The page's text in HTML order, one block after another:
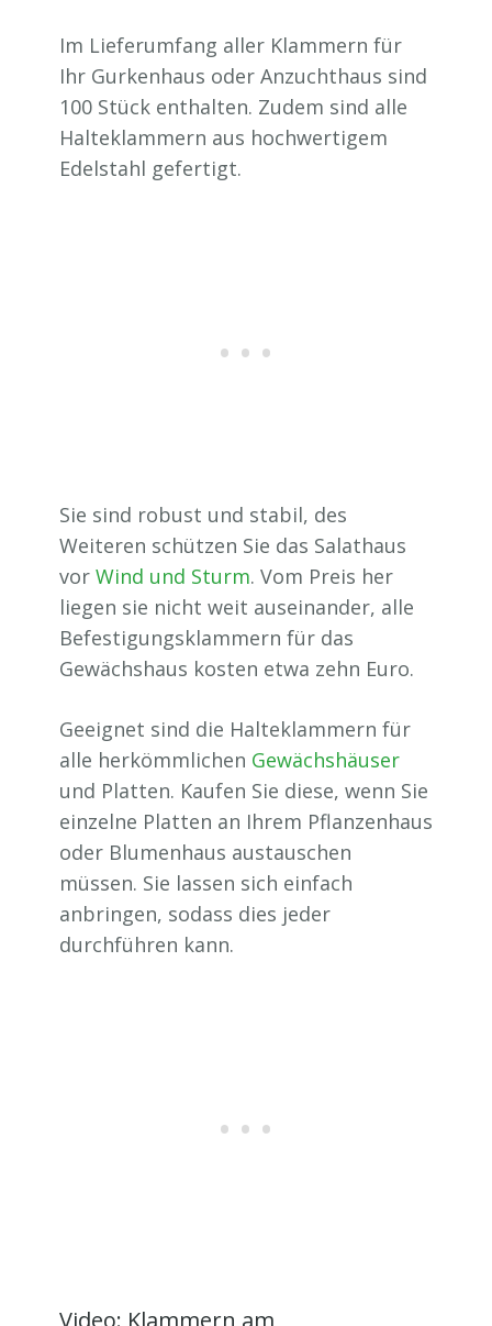
Im Lieferumfang aller Klammern für
Ihr Gurkenhaus oder Anzuchthaus sind
100 Stück enthalten. Zudem sind alle
Halteklammern aus hochwertigem
Edelstahl gefertigt.
Sie sind robust und stabil, des
Weiteren schützen Sie das Salathaus
vor Wind und Sturm. Vom Preis her
liegen sie nicht weit auseinander, alle
Befestigungsklammern für das
Gewächshaus kosten etwa zehn Euro.
Geeignet sind die Halteklammern für
alle herkömmlichen Gewächshäuser
und Platten. Kaufen Sie diese, wenn Sie
einzelne Platten an Ihrem Pflanzenhaus
oder Blumenhaus austauschen
müssen. Sie lassen sich einfach
anbringen, sodass dies jeder
durchführen kann.
Video: Klammern am